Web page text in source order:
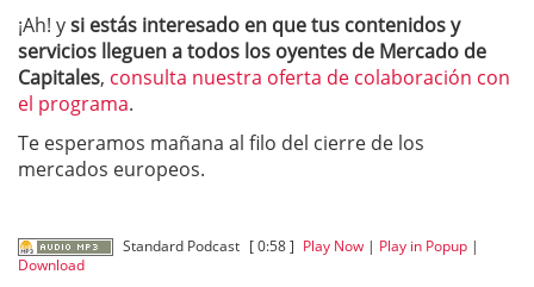
¡Ah! ysi estás interesado en que tus contenidos y
servicios lleguen a todos los oyentes de Mercado de
Capitales, consulta nuestra oferta de colaboración con
el programa.
Te esperamos mañana al filo del cierre de los
mercados europeos.
Standard Podcast [ 0:58 ] Play Now | Play in Popup |
Download